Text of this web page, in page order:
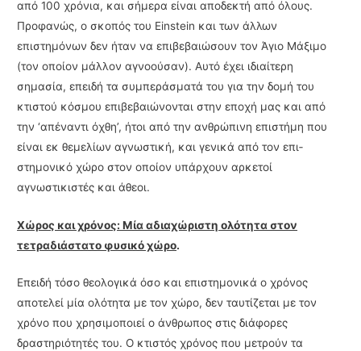
από 100 χρόνια, και σήμερα είναι αποδεκτή από όλους.
Προφανώς, ο σκοπός του Einstein και των άλλων
επιστημόνων δεν ήταν να επιβεβαιώσουν τον Άγιο Μάξιμο
(τον οποίον μάλλον αγνοούσαν). Αυτό έχει ιδιαίτερη
σημασία, επειδή τα συμπεράσματά του για την δομή του
κτιστού κόσμου επιβεβαιώνονται στην εποχή μας και από
την ‘απέναντι όχθη’, ήτοι από την ανθρώπινη επιστήμη που
είναι εκ θεμελίων αγνωστική, και γενικά από τον επι­
στημονικό χώρο στον οποίον υπάρχουν αρκετοί
αγνωστικιστές και άθεοι.
Χώρος και χρόνος: Μία αδιαχώριστη ολότητα στον
τετραδιάστατο φυσικό χώρο.
Επειδή τόσο θεολογικά όσο και επιστημονικά ο χρόνος
αποτελεί μία ολότητα με τον χώ­ρο, δεν ταυτίζεται με τον
χρόνο που χρησιμοποιεί ο άνθρωπος στις διάφορες
δραστηριότητές του. Ο κτιστός χρόνος που μετρούν τα